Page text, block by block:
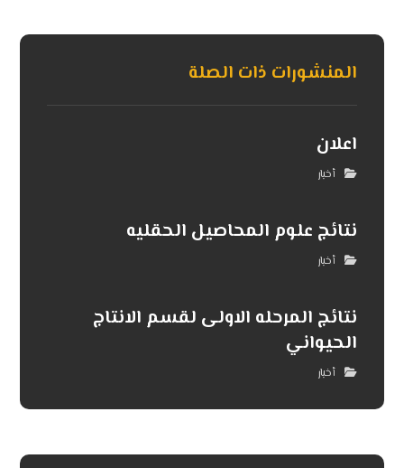
المنشورات ذات الصلة
اعلان
أخبار
نتائج علوم المحاصیل الحقلیه
أخبار
نتائج المرحله الاولى لقسم الانتاج
الحيواني
أخبار